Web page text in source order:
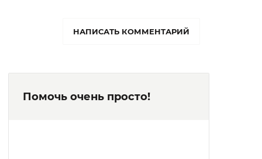
Медицинская часть представлена
НАПИСАТЬ КОММЕНТАРИЙ
Помочь очень просто!